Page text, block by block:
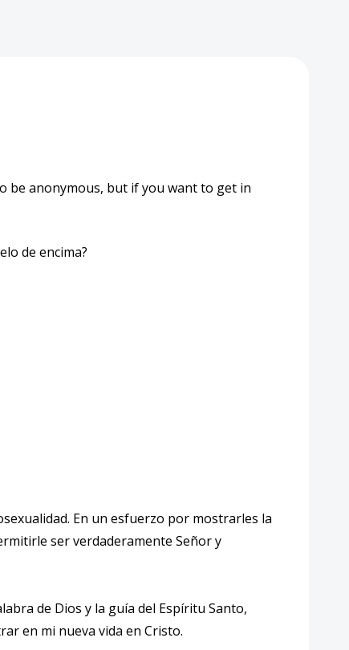
be anonymous, but if you want to get in
de encima?
En un esfuerzo por mostrarles la
ser verdaderamente Señor y
de Dios y la guía del Espíritu Santo,
en mi nueva vida en Cristo.